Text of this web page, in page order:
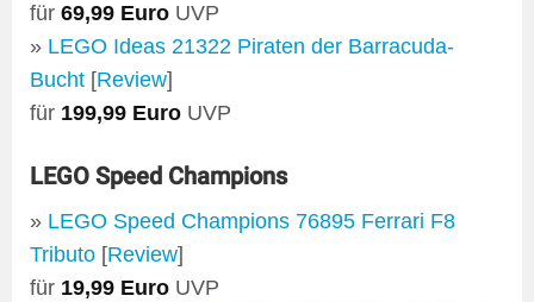
für 69,99 Euro UVP
» LEGO Ideas 21322 Piraten der Barracuda-
Bucht [Review]
für 199,99 Euro UVP
LEGO Speed Champions
» LEGO Speed Champions 76895 Ferrari F8
Tributo [Review]
für 19,99 Euro UVP